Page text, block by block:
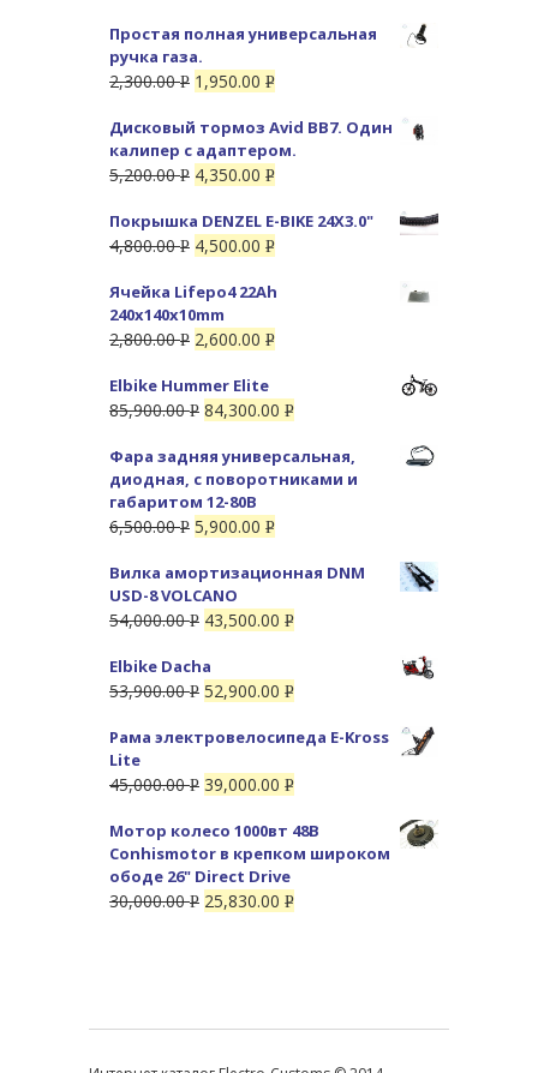
Простая полная универсальная
ручка газа.
2,300.00Р 1,950.00 Р
Дисковый тормоз Avid BB7. Один
калипер с адаптером.
5,200.00Р 4,350.00 Р
Покрышка DENZEL E-BIKE 24X3.0"
4,800.00Р 4,500.00 Р
Ячейка Lifepo4 22Ah
240x140x10mm
2,800.00Р 2,600.00 Р
Elbike Hummer Elite
85,900.00Р 84,300.00 Р
Фара задняя универсальная,
диодная, с поворотниками и
габаритом 12-80В
6,500.00Р 5,900.00 Р
Вилка амортизационная DNM
USD-8 VOLCANO
54,000.00Р 43,500.00 Р
Elbike Dacha
53,900.00Р 52,900.00 Р
Рама электровелосипеда E-Kross
Lite
45,000.00Р 39,000.00 Р
Мотор колесо 1000вт 48В
Conhismotor в крепком широком
ободе 26" Direct Drive
30,000.00Р 25,830.00 Р